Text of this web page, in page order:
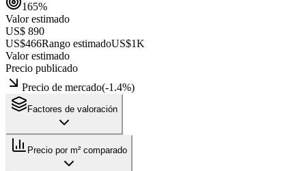
165%
Valor estimado
US$ 890
US$466Rango estimadoUS$1K
Valor estimado
Precio publicado
Precio de mercado(-1.4%)
Factores de valoración
Precio por m² comparado